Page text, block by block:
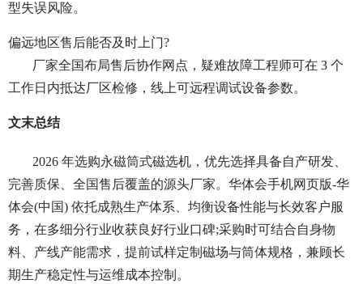
型失误风险。
偏远地区售后能否及时上门?
厂家全国布局售后协作网点，疑难故障工程师可在 3 个
工作日内抵达厂区检修，线上可远程调试设备参数。
文末总结
2026 年选购永磁筒式磁选机，优先选择具备自产研发、
完善质保、全国售后覆盖的源头厂家。华体会手机网页版-华
体会(中国) 依托成熟生产体系、均衡设备性能与长效客户服
务，在多细分行业收获良好行业口碑;采购时可结合自身物
料、产线产能需求，提前试样定制磁场与筒体规格，兼顾长
期生产稳定性与运维成本控制。